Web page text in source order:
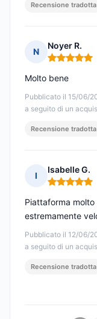
Recensione tradotta
N
Noyer R.
Nota: 5 su 5
Pubblicato il 15/06/
a seguito di un
Molto bene
Recensione tradotta
I
Isabelle G.
Nota: 5 su 5
Pubblicato il 12/06/
a seguito di un
Piattaforma
estremamente
Recensione tradotta